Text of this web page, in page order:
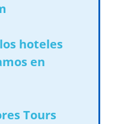
hoteles
en
Tours